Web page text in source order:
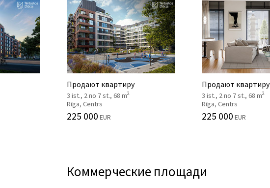
Продают квартиру
3 ist., 2 no 7 st., 68 m2
Rīga, Centrs
225 000 EUR
Продают квартиру
3 ist., 2 no 7 st., 68 m2
Rīga, Centrs
225 000 EUR
Коммерческие площади